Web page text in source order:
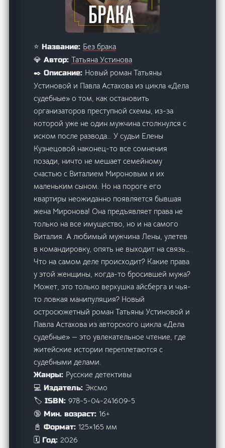
⭐ Название: Без брака
💎 Автор:Татьяна Устинова
✒️ Описание: Новый роман Татьяны
Устиновой и Павла Астахова из цикла «Дела
судебные» о том, как остановить
организаторов преступной схемы, из-за
которой уже не один мужчина столкнулся с
иском после развода… У судьи Елены
Кузнецовой наконец-то все сомнения
позади, ничто не мешает семейному
счастью с Виталием Мироновым и их
маленьким сыном. Но на пороге его
квартиры неожиданно появляется бывшая
жена Миронова! Она предъявляет права не
только на все имущество, но и на самого
Виталия. А любимый мужчина Лены, улетев
в командировку, опять не выходит на связь…
Что на самом деле происходит? Какие права
у этой женщины, когда-то бросившей мужа?
Может, это только верхушка айсберга и чья-
то ловкая манипуляция? Новый
остросюжетный роман Татьяны Устиновой и
Павла Астахова из авторского цикла «Дела
судебные» — это увлекательное чтение, где
житейские истории переплетаются с
судебными делами.
Жанры: Русские детективы
💻 Издатель: Эксмо
🏷️ ISBN:978-5-04-241609-5
🔞 Мин. возраст:16+
📓 Формат:125×165 мм
🗓️ Год:2026